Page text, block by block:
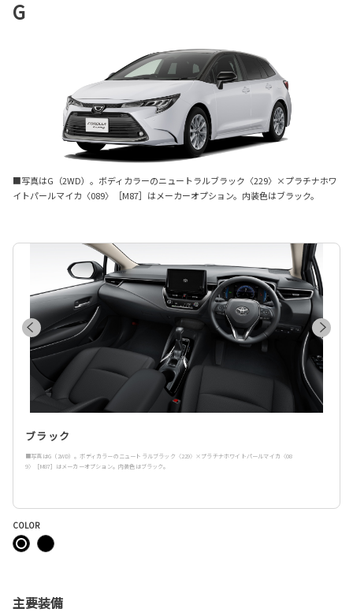
G
■写真はG（2WD）。ボディカラーのニュートラルブラック〈229〉×プラチナホワ
イトパールマイカ〈089〉［M87］はメーカーオプション。内装色はブラック。
ブラック
■写真はG（2WD）。ボディカラーのニュートラルブラック〈229〉×プラチナホワイトパールマイカ〈08
9〉［M87］はメーカーオプション。内装色はブラック。
COLOR
主要装備